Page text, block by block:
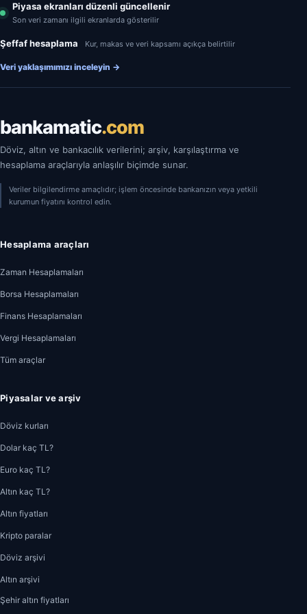
Piyasa ekranları düzenli güncellenir
Son veri zamanı ilgili ekranlarda gösterilir
Şeffaf hesaplama Kur, makas ve veri kapsamı açıkça belirtilir
Veri yaklaşımımızı inceleyin →
bankamatic.com
Döviz, altın ve bankacılık verilerini; arşiv, karşılaştırma ve
hesaplama araçlarıyla anlaşılır biçimde sunar.
Veriler bilgilendirme amaçlıdır; işlem öncesinde bankanızın veya yetkili
kurumun fiyatını kontrol edin.
Hesaplama araçları
Zaman Hesaplamaları
Borsa Hesaplamaları
Finans Hesaplamaları
Vergi Hesaplamaları
Tüm araçlar
Piyasalar ve arşiv
Döviz kurları
Dolar kaç TL?
Euro kaç TL?
Altın kaç TL?
Altın fiyatları
Kripto paralar
Döviz arşivi
Altın arşivi
Şehir altın fiyatları